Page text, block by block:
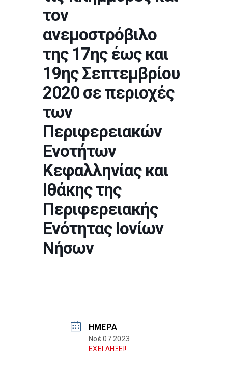
τον
ανεμοστρόβιλο
της 17ης έως και
19ης Σεπτεμβρίου
2020 σε περιοχές
των
Περιφερειακών
Ενοτήτων
Κεφαλληνίας και
Ιθάκης της
Περιφερειακής
Ενότητας Ιονίων
Νήσων
ΗΜΈΡΑ
Νοέ 07 2023
ΕΧΕΙ ΛΗΞΕΙ!